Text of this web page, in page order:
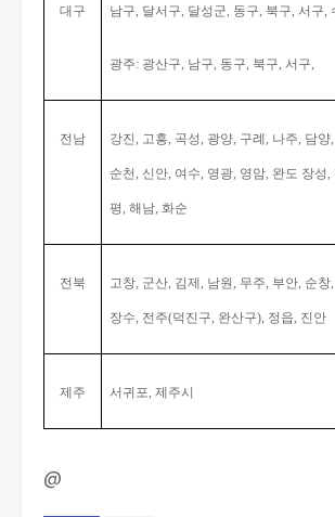
대구 남구, 달서구, 달성군, 동구, 북구, 서구,
광주: 광산구, 남구, 동구, 북구, 서구,
전남 강진, 고흥, 곡성, 광양, 구례, 나주, 담양,
순천, 신안, 여수, 영광, 영암, 완도 장성,
평, 해남, 화순
전북 고창, 군산, 김제, 남원, 무주, 부안, 순창,
장수, 전주(덕진구, 완산구), 정읍, 진안
제주 서귀포, 제주시
@